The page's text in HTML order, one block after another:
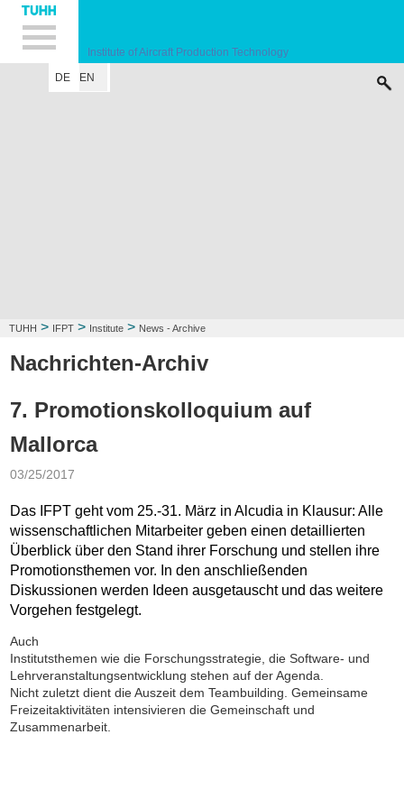
Hauptnavigation
Unternavigation
Inhalt
Suche
Institute of Aircraft Production Technology
DE
EN
TUHH > IFPT > Institute > News - Archive
Nachrichten-Archiv
7. Promotionskolloquium auf
Mallorca
03/25/2017
Das IFPT geht vom 25.-31. März in Alcudia in Klausur: Alle
wissenschaftlichen Mitarbeiter geben einen detaillierten
Überblick über den Stand ihrer Forschung und stellen ihre
Promotionsthemen vor. In den anschließenden
Diskussionen werden Ideen ausgetauscht und das weitere
Vorgehen festgelegt.
Auch
Institutsthemen wie die Forschungsstrategie, die Software- und
Lehrveranstaltungsentwicklung stehen auf der Agenda.
Nicht zuletzt dient die Auszeit dem Teambuilding. Gemeinsame
Freizeitaktivitäten intensivieren die Gemeinschaft und
Zusammenarbeit.